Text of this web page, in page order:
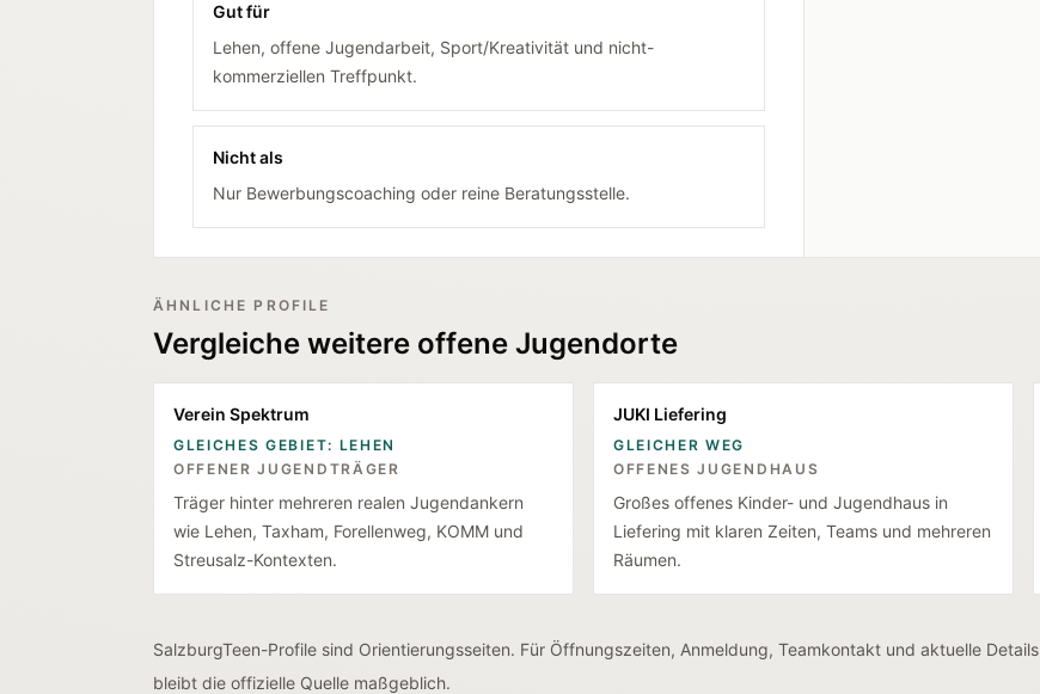
Gut für
Lehen, offene Jugendarbeit, Sport/Kreativität und nicht-
kommerziellen Treffpunkt.
Nicht als
Nur Bewerbungscoaching oder reine Beratungsstelle.
ÄHNLICHE PROFILE
Vergleiche weitere offene Jugendorte
Verein Spektrum
GLEICHES GEBIET: LEHEN
OFFENER JUGENDTRÄGER
Träger hinter mehreren realen Jugendankern
wie Lehen, Taxham, Forellenweg, KOMM und
Streusalz-Kontexten.
JUKI Liefering
GLEICHER WEG
OFFENES JUGENDHAUS
Großes offenes Kinder- und Jugendhaus in
Liefering mit klaren Zeiten, Teams und mehreren
Räumen.
SalzburgTeen-Profile sind Orientierungsseiten. Für Öffnungszeiten, Anmeldung, Teamkontakt und aktuelle Details
bleibt die offizielle Quelle maßgeblich.